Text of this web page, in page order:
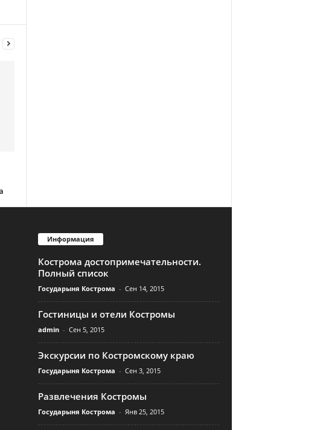
Информация
Кострома достопримечательности.
Полный список
Государыня Кострома - Сен 14, 2015
Гостиницы и отели Костромы
admin - Сен 5, 2015
Экскурсии по Костромскому краю
Государыня Кострома - Сен 3, 2015
Развлечения Костромы
Государыня Кострома - Янв 25, 2015